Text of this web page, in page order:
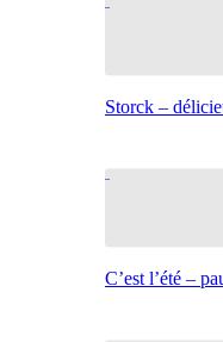
Storck –
C’est l’été –